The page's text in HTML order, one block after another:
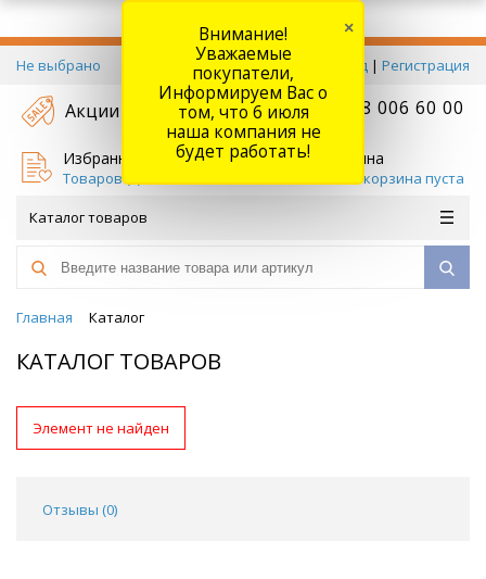
Не выбрано Вход | Регистрация
Акции +7 778 006 60 00
Избранное
Товаров (
Корзина
Ваша корзина пуста
Каталог товаров
Главная Каталог
КАТАЛОГ ТОВАРОВ
Элемент не найден
Отзывы (0)
Внимание!
Уважаемые
покупатели,
Информируем Вас о
том, что 6 июля
наша компания не
будет работать!
×